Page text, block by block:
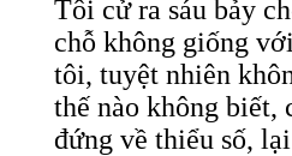
Tôi cử ra sáu bảy
chỗ không giống
tôi, tuyệt nhiên
thế nào không biết,
đứng về thiểu số,